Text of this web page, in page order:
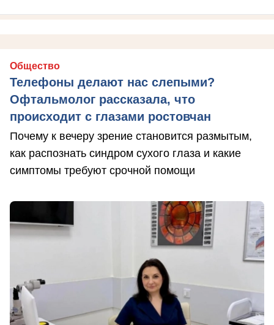
Общество
Телефоны делают нас слепыми?
Офтальмолог рассказала, что
происходит с глазами ростовчан
Почему к вечеру зрение становится размытым,
как распознать синдром сухого глаза и какие
симптомы требуют срочной помощи